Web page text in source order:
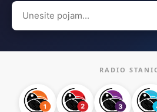
Search
for:
RADIO